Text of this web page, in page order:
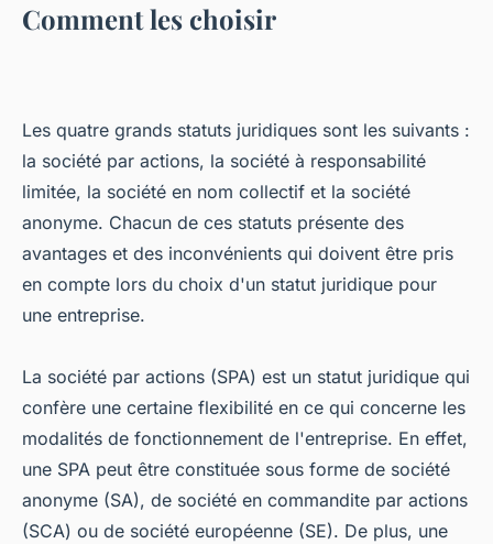
Comment les choisir
Les quatre grands statuts juridiques sont les suivants :
la société par actions, la société à responsabilité
limitée, la société en nom collectif et la société
anonyme. Chacun de ces statuts présente des
avantages et des inconvénients qui doivent être pris
en compte lors du choix d'un statut juridique pour
une entreprise.
La société par actions (SPA) est un statut juridique qui
confère une certaine flexibilité en ce qui concerne les
modalités de fonctionnement de l'entreprise. En effet,
une SPA peut être constituée sous forme de société
anonyme (SA), de société en commandite par actions
(SCA) ou de société européenne (SE). De plus, une